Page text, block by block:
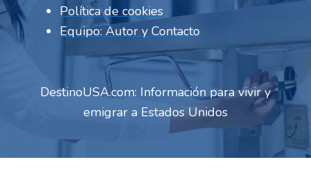
Política de cookies
Equipo: Autor y Contacto
DestinoUSA.com: Información para vivir y
emigrar a Estados Unidos